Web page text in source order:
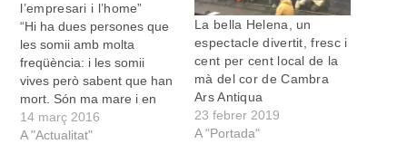
l’empresari i l’home”
“Hi ha dues persones que
les somii amb molta
freqüència: i les somii
vives però sabent que han
mort. Són ma mare i en
Miquel Àngel”. Qui parlava
així era divendres passat
14 març 2016
A "Actualitat"
La bella Helena, un
espectacle divertit, fresc i
cent per cent local de la
mà del cor de Cambra
Ars Antiqua
23 febrer 2019
A "Portada"